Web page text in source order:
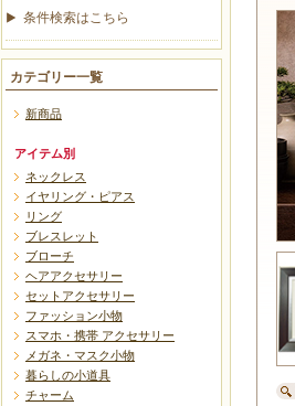
条件検索はこちら
カテゴリー一覧
新商品
アイテム別
ネックレス
イヤリング・ピアス
リング
ブレスレット
ブローチ
ヘアアクセサリー
セットアクセサリー
ファッション小物
スマホ・携帯 アクセサリー
メガネ・マスク小物
暮らしの小道具
チャーム